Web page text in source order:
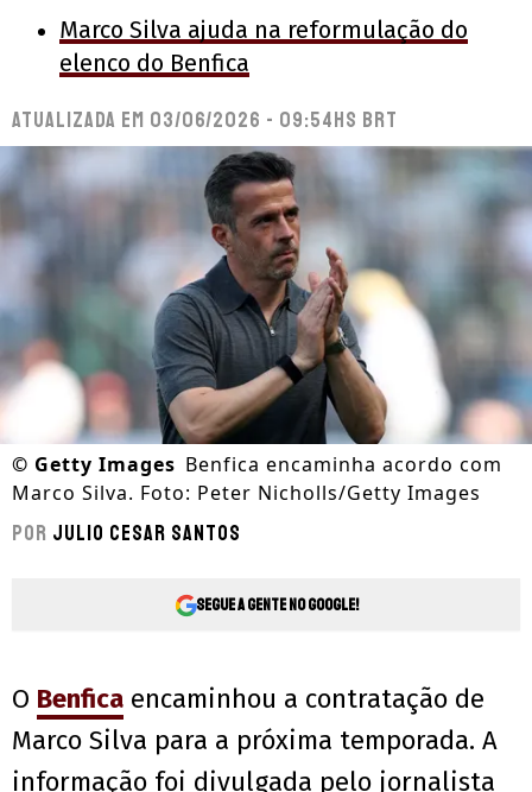
Marco Silva ajuda na reformulação do
elenco do Benfica
Atualizada em 03/06/2026 - 09:54hs BRT
© Getty Images Benfica encaminha acordo com
Marco Silva. Foto: Peter Nicholls/Getty Images
Por Julio Cesar Santos
Segue a gente no Google!
O Benfica encaminhou a contratação de
Marco Silva para a próxima temporada. A
informação foi divulgada pelo jornalista